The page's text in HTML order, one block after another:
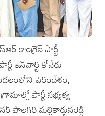
కాంగ్రెస్ పార్టీ
ఇన్‌చార్జి కోనేరు
పెరిందేశం,
పార్టీ సభ్యత్వ
పాలగిరి మల్లికార్జునరెడ్డి